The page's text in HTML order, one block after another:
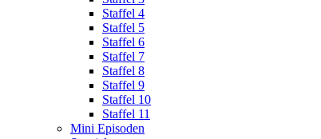
Staffel 4
Staffel 5
Staffel 6
Staffel 7
Staffel 8
Staffel 9
Staffel 10
Staffel 11
Mini Episoden